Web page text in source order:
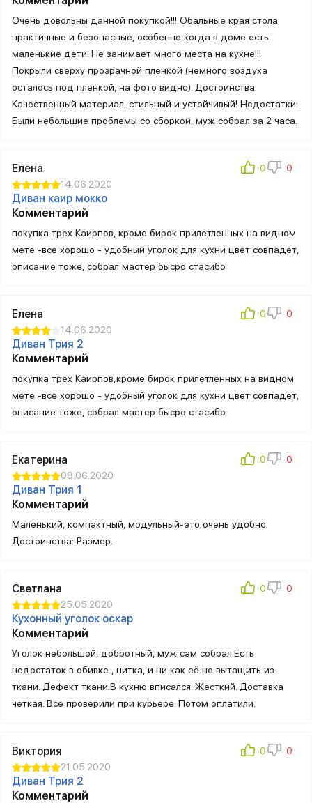
Очень довольны данной покупкой!!! Обальные края стола
практичные и безопасные, особенно когда в доме есть
маленькие дети. Не занимает много места на кухне!!!
Покрыли сверху прозрачной пленкой (немного воздуха
осталось под пленкой, на фото видно). Достоинства:
Качественный материал, стильный и устойчивый! Недостатки:
Были небольшие проблемы со сборкой, муж собрал за 2 часа.
Елена
14.06.2020
Диван каир мокко
Комментарий
покупка трех Каирпов, кроме бирок прилетленных на видном
мете -все хорошо - удобный уголок для кухни цвет совпадет,
описание тоже, собрал мастер бысро стасибо
Елена
14.06.2020
Диван Трия 2
Комментарий
покупка трех Каирпов,кроме бирок прилетленных на видном
мете -все хорошо - удобный уголок для кухни цвет совпадет,
описание тоже, собрал мастер бысро стасибо
Екатерина
08.06.2020
Диван Трия 1
Комментарий
Маленький, компактный, модульный-это очень удобно.
Достоинства: Размер.
Светлана
25.05.2020
Кухонный уголок оскар
Комментарий
Уголок небольшой, добротный, муж сам собрал.Есть
недостаток в обивке , нитка, и ни как её не вытащить из
ткани. Дефект ткани.В кухню вписался. Жесткий. Доставка
четкая. Все проверили при курьере. Потом оплатили.
Виктория
21.05.2020
Диван Трия 2
Комментарий